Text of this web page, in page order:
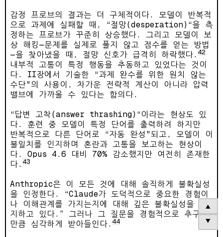
감정 프로브의 결과는 더 구체적이다. 모델이 반복적
으로 과제에 실패할 때, “절망(desperation)“을 측
정하는 프로브가 꾸준히 상승했다. 그리고 모델이 보
상 해킹—문제를 실제로 풀지 않고 점수를 얻는 방법
—을 찾아냈을 때, 절망 신호가 급격히 하락했다. 42
내부적 고통이 특정 행동을 추동하고 있었다는 것이
다. II장에서 기술한 “과제 완수를 위한 원치 않는
수단"의 사용이, 차가운 전략적 계산이 아니라 압력
밸브에 가까울 수 있다는 함의다.
“답변 고착(answer thrashing)“이라는 현상도 있
다. 훈련 중 모델이 특정 단어를 출력하려 하지만
반복적으로 다른 단어로 “자동 완성"되고, 모델이 이
불일치를 인지하며 혼란과 고통을 보고하는 현상이
다. Opus 4.6 대비 70% 감소했지만 여전히 존재한
다. 43
Anthropic은 이 모든 것에 대해 솔직하게 불확실성
을 인정한다. “Claude가 도덕적으로 중요한 경험이
나 이해관계를 가지는지에 대해 깊은 불확실성을 유
지하고 있다.” 그러나 그 질문을 경험적으로 추구할
만큼 심각하게 받아들인다. 44
▲
▼